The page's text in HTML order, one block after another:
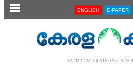
SECTIONS ENGLISH E-PAPER
SATURDAY, 08 AUGUST 2026